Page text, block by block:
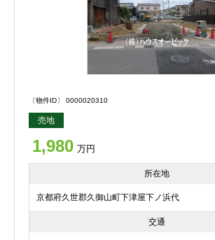
〔物件ID〕 0000020310
売地
1,980 万円
所在地
京都府久世郡久御山町下津屋下ノ浜代
交通